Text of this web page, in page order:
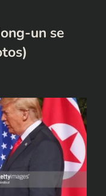
un se